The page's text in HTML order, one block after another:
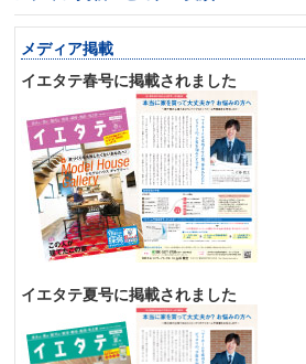
メディア掲載
イエタテ春号に掲載されました
イエタテ夏号に掲載されました